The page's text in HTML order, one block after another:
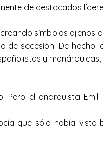
de destacados
símbolos ajenos
de secesión. De hecho
y monárquicas,
el anarquista
que sólo había visto